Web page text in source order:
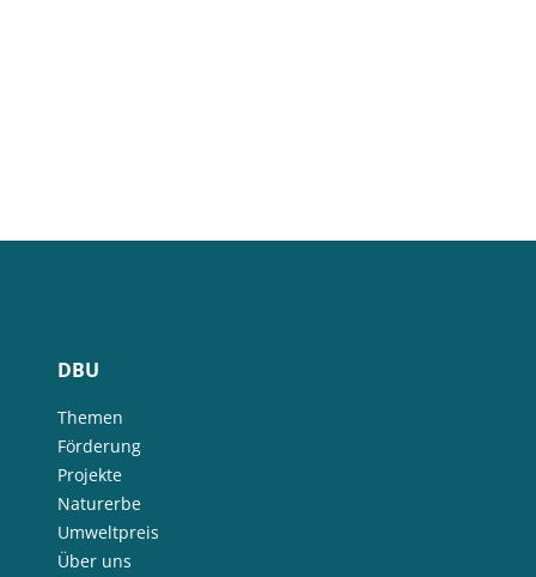
DBU
Themen
Förderung
Projekte
Naturerbe
Umweltpreis
Über uns